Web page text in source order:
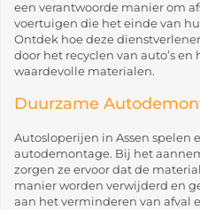
een verantwoorde manier om
voertuigen die het einde van
Ontdek hoe deze
door het recyclen van auto’s
waardevolle materialen.
Duurzame
Autosloperijen in Assen spelen
autodemontage. Bij het
zorgen ze ervoor dat de
manier worden verwijderd en
aan het verminderen van afval